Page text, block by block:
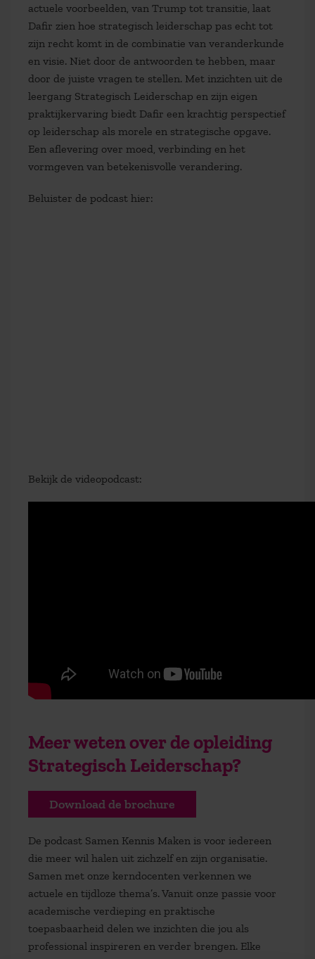
actuele voorbeelden, van Trump tot transitie, laat
Dafir zien hoe strategisch leiderschap pas echt tot
zijn recht komt in de combinatie van veranderkunde
en visie. Niet door de antwoorden te hebben, maar
door de juiste vragen te stellen. Met inzichten uit de
leergang Strategisch Leiderschap en zijn eigen
praktijkervaring biedt Dafir een krachtig perspectief
op leiderschap als morele en strategische opgave.
Een aflevering over moed, verbinding en het
vormgeven van betekenisvolle verandering.
Beluister de podcast hier:
Bekijk de videopodcast:
Meer weten over de opleiding
Strategisch Leiderschap?
Download de brochure
De podcast Samen Kennis Maken is voor iedereen
die meer wil halen uit zichzelf en zijn organisatie.
Samen met onze kerndocenten verkennen we
actuele en tijdloze thema’s. Vanuit onze passie voor
academische verdieping en praktische
toepasbaarheid delen we inzichten die jou als
professional inspireren en verder brengen. Elke